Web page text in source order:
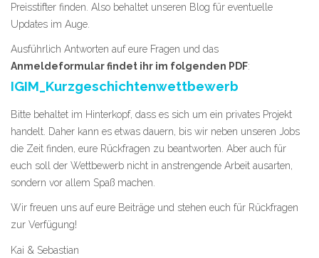
Preisstifter finden. Also behaltet unseren Blog für eventuelle
Updates im Auge.
Ausführlich Antworten auf eure Fragen und das
Anmeldeformular findet ihr im folgenden PDF:
IGIM_Kurzgeschichtenwettbewerb
Bitte behaltet im Hinterkopf, dass es sich um ein privates Projekt
handelt. Daher kann es etwas dauern, bis wir neben unseren Jobs
die Zeit finden, eure Rückfragen zu beantworten. Aber auch für
euch soll der Wettbewerb nicht in anstrengende Arbeit ausarten,
sondern vor allem Spaß machen.
Wir freuen uns auf eure Beiträge und stehen euch für Rückfragen
zur Verfügung!
Kai & Sebastian